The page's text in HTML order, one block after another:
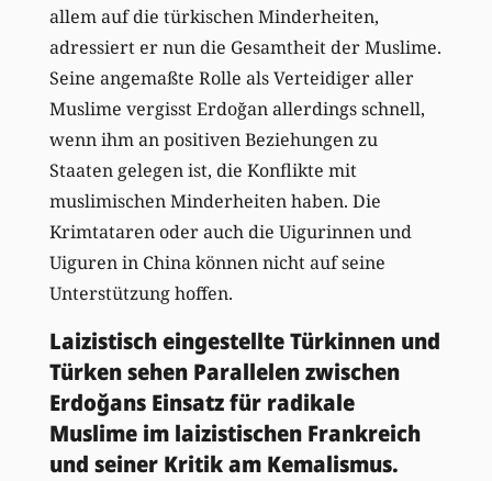
allem auf die türkischen Minderheiten,
adressiert er nun die Gesamtheit der Muslime.
Seine angemaßte Rolle als Verteidiger aller
Muslime vergisst Erdoğan allerdings schnell,
wenn ihm an positiven Beziehungen zu
Staaten gelegen ist, die Konflikte mit
muslimischen Minderheiten haben. Die
Krimtataren oder auch die Uigurinnen und
Uiguren in China können nicht auf seine
Unterstützung hoffen.
Laizistisch eingestellte Türkinnen und
Türken sehen Parallelen zwischen
Erdoğans Einsatz für radikale
Muslime im laizistischen Frankreich
und seiner Kritik am Kemalismus.